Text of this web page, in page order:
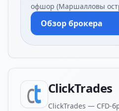
офшор (Маршалловы
Обзор брокера
ClickTrades
ClickTrades — CFD-